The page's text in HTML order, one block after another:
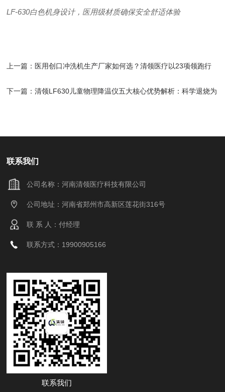
LF-630白色机身设计，医用级材质确保安全舒适体验
上一篇： 医用创口冲洗机生产厂家如何选？清领医疗以23项领跑行
业
下一篇：清领LF630儿童物理降温仪五大核心优势解析：科学退烧为
联系我们
公司名称：河南清领医疗科技有限公司
公司地址：河南省郑州市高新区莲花街316号
联 系 人：付经理
联系方式：19900905166
联系我们